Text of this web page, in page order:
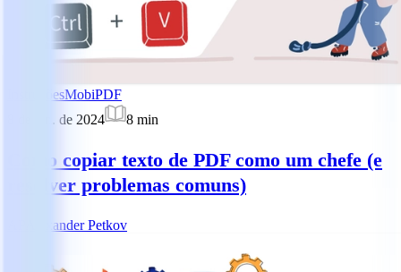
InstruçõesMobiPDF
8 de jan. de 2024
8 min
Como copiar texto de PDF como um chefe (e
resolver problemas comuns)
Alexander Petkov